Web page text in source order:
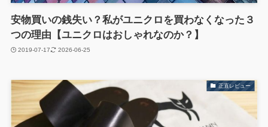
安物買いの銭失い？私がユニクロを買わなくなった３
つの理由【ユニクロはおしゃれなのか？】
2019-07-17 2026-06-25
正直レビュー